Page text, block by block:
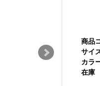
商品
サイ
カラ
在庫